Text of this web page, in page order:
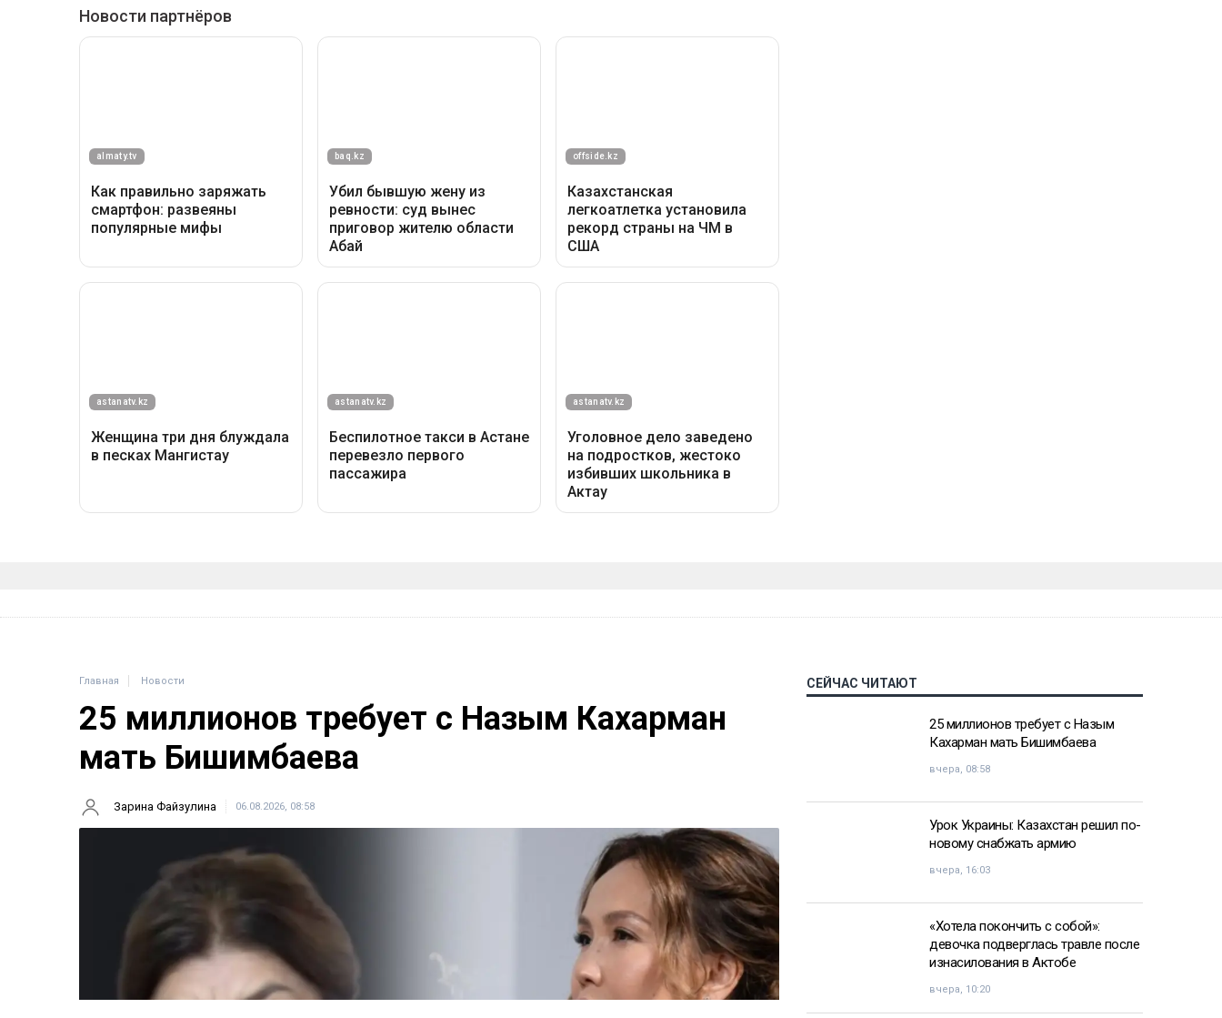
Главная Новости
25 миллионов требует с Назым Кахарман
мать Бишимбаева
Зарина Файзулина 06.08.2026, 08:58
СЕЙЧАС ЧИТАЮТ
25 миллионов требует с Назым
Кахарман мать Бишимбаева
вчера, 08:58
Урок Украины: Казахстан решил по-
новому снабжать армию
вчера, 16:03
«Хотела покончить с собой»:
девочка подверглась травле после
изнасилования в Актобе
вчера, 10:20